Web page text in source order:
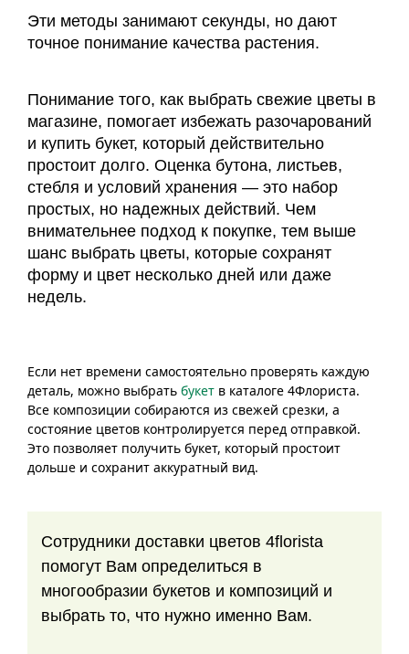
Эти методы занимают секунды, но дают
точное понимание качества растения.
Понимание того, как выбрать свежие цветы в
магазине, помогает избежать разочарований
и купить букет, который действительно
простоит долго. Оценка бутона, листьев,
стебля и условий хранения — это набор
простых, но надежных действий. Чем
внимательнее подход к покупке, тем выше
шанс выбрать цветы, которые сохранят
форму и цвет несколько дней или даже
недель.
Если нет времени самостоятельно проверять каждую
деталь, можно выбрать букет в каталоге 4Флориста.
Все композиции собираются из свежей срезки, а
состояние цветов контролируется перед отправкой.
Это позволяет получить букет, который простоит
дольше и сохранит аккуратный вид.
Сотрудники доставки цветов 4florista
помогут Вам определиться в
многообразии букетов и композиций и
выбрать то, что нужно именно Вам.